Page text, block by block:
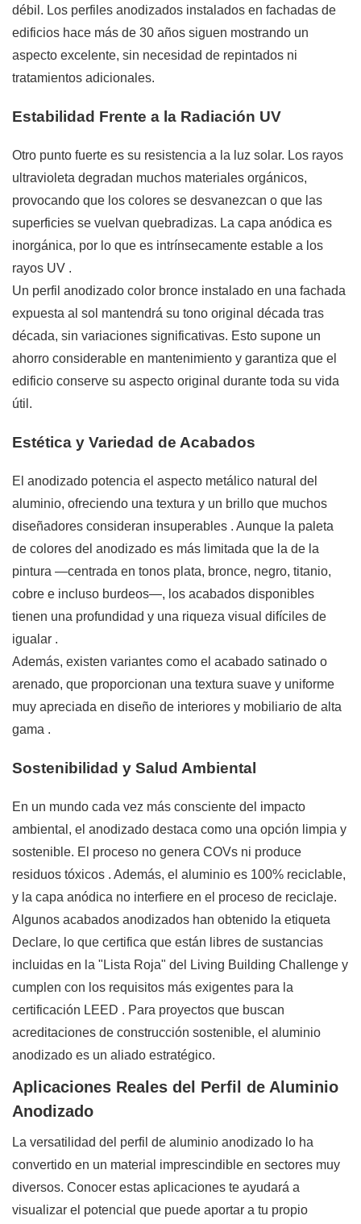
débil. Los perfiles anodizados instalados en fachadas de
edificios hace más de 30 años siguen mostrando un
aspecto excelente, sin necesidad de repintados ni
tratamientos adicionales.
Estabilidad Frente a la Radiación UV
Otro punto fuerte es su resistencia a la luz solar. Los rayos
ultravioleta degradan muchos materiales orgánicos,
provocando que los colores se desvanezcan o que las
superficies se vuelvan quebradizas. La capa anódica es
inorgánica, por lo que es intrínsecamente estable a los
rayos UV .
Un perfil anodizado color bronce instalado en una fachada
expuesta al sol mantendrá su tono original década tras
década, sin variaciones significativas. Esto supone un
ahorro considerable en mantenimiento y garantiza que el
edificio conserve su aspecto original durante toda su vida
útil.
Estética y Variedad de Acabados
El anodizado potencia el aspecto metálico natural del
aluminio, ofreciendo una textura y un brillo que muchos
diseñadores consideran insuperables . Aunque la paleta
de colores del anodizado es más limitada que la de la
pintura —centrada en tonos plata, bronce, negro, titanio,
cobre e incluso burdeos—, los acabados disponibles
tienen una profundidad y una riqueza visual difíciles de
igualar .
Además, existen variantes como el acabado satinado o
arenado, que proporcionan una textura suave y uniforme
muy apreciada en diseño de interiores y mobiliario de alta
gama .
Sostenibilidad y Salud Ambiental
En un mundo cada vez más consciente del impacto
ambiental, el anodizado destaca como una opción limpia y
sostenible. El proceso no genera COVs ni produce
residuos tóxicos . Además, el aluminio es 100% reciclable,
y la capa anódica no interfiere en el proceso de reciclaje.
Algunos acabados anodizados han obtenido la etiqueta
Declare, lo que certifica que están libres de sustancias
incluidas en la "Lista Roja" del Living Building Challenge y
cumplen con los requisitos más exigentes para la
certificación LEED . Para proyectos que buscan
acreditaciones de construcción sostenible, el aluminio
anodizado es un aliado estratégico.
Aplicaciones Reales del Perfil de Aluminio
Anodizado
La versatilidad del perfil de aluminio anodizado lo ha
convertido en un material imprescindible en sectores muy
diversos. Conocer estas aplicaciones te ayudará a
visualizar el potencial que puede aportar a tu propio